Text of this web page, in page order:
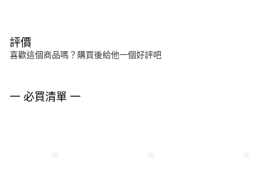
評價
喜歡這個商品嗎？購買後給他一個好評吧
一 必買清單 一